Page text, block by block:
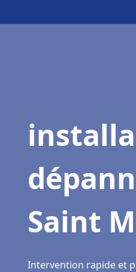
Saint
Intervention rapide et